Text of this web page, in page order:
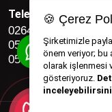
Telefon
0264 582 12 17
0530 346 89 54
0530 704 69 54
🍪 Çerez
Şirketimizle
önem veriyor; bu
olarak işlenmesi
gösteriyoruz.